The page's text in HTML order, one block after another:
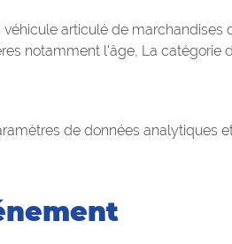
articulé de marchandises
notamment l'âge, La catégorie
de données analytiques